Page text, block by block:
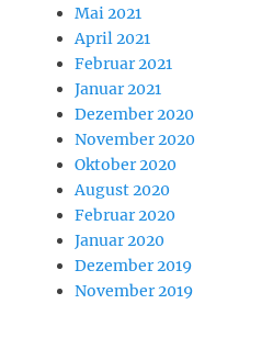
Mai 2021
April 2021
Februar 2021
Januar 2021
Dezember 2020
November 2020
Oktober 2020
August 2020
Februar 2020
Januar 2020
Dezember 2019
November 2019